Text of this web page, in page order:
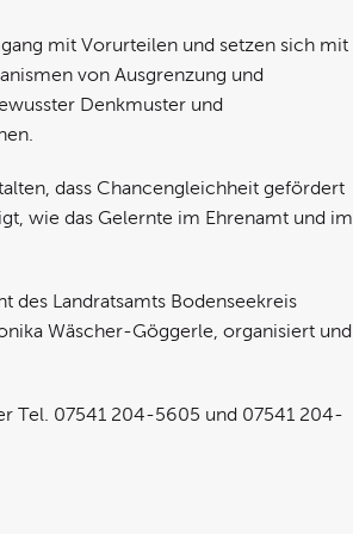
mit Vorurteilen und setzen sich mit
von Ausgrenzung und
Denkmuster und
dass Chancengleichheit gefördert
wie das Gelernte im Ehrenamt und im
des Landratsamts Bodenseekreis
Wäscher-Göggerle, organisiert und
Tel. 07541 204-5605 und 07541 204-